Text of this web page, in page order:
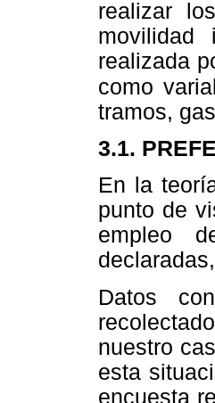
realizar
movilidad
realizada
como
tramos,
3.1.
En la
punto de
empleo
Datos
nuestro
esta
encuesta